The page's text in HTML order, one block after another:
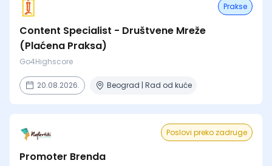
Prakse
Content Specialist - Društvene Mreže
(Plaćena Praksa)
Go4Highscore
20.08.2026. Beograd | Rad od kuće
Poslovi preko zadruge
Promoter Brenda